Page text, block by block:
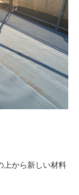
上から新しい材料